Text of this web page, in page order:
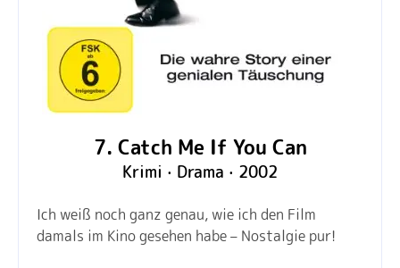
7. Catch Me If You Can
Krimi · Drama · 2002
Ich weiß noch ganz genau, wie ich den Film
damals im Kino gesehen habe – Nostalgie pur!